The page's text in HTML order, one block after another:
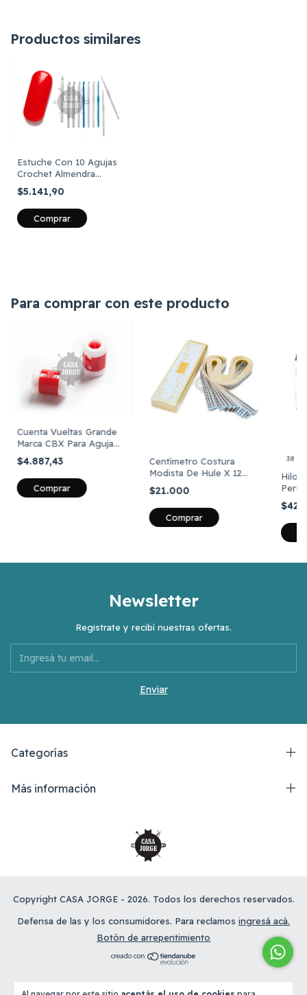
Productos similares
Estuche Con 10 Agujas
Crochet Almendra
Numeración Surtida
$5.141,90
Para comprar con este producto
Cuenta Vueltas Grande
Marca CBX Para Aguja
Crochet Tejer Por 10
Unidades
$4.887,43
Centímetro Costura
Modista De Hule X 12
Unidades +calidad
$21.000
Comprar
38
Hilo
Newsletter
Registrate y recibí nuestras ofertas.
Categorías
Más información
Copyright CASA JORGE - 2026. Todos los derechos reservados.
Defensa de las y los consumidores. Para reclamos ingresá acá.
Botón de arrepentimiento